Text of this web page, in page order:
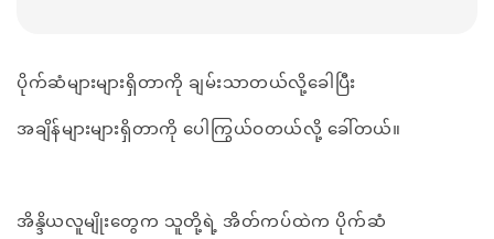
ပိုက်ဆံများများရှိတာကို ချမ်းသာတယ်လို့ခေါပြီး
အချိန်များများရှိတာကို ပေါကြွယ်ဝတယ်လို့ ခေါ်တယ်။
အိန္ဒိယလူမျိုးတွေက သူတို့ရဲ့ အိတ်ကပ်ထဲက ပိုက်ဆံ